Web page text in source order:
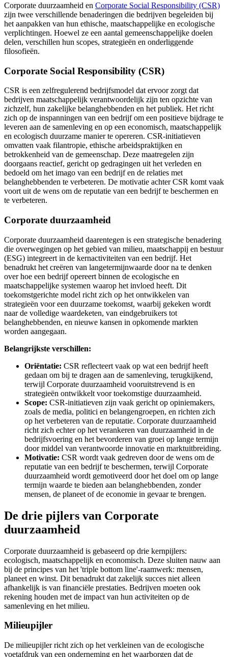
Corporate duurzaamheid en Corporate Social Responsibility (CSR)
zijn twee verschillende benaderingen die bedrijven begeleiden bij
het aanpakken van hun ethische, maatschappelijke en ecologische
verplichtingen. Hoewel ze een aantal gemeenschappelijke doelen
delen, verschillen hun scopes, strategieën en onderliggende
filosofieën.
Corporate Social Responsibility (CSR)
CSR is een zelfregulerend bedrijfsmodel dat ervoor zorgt dat
bedrijven maatschappelijk verantwoordelijk zijn ten opzichte van
zichzelf, hun zakelijke belanghebbenden en het publiek. Het richt
zich op de inspanningen van een bedrijf om een positieve bijdrage te
leveren aan de samenleving en op een economisch, maatschappelijk
en ecologisch duurzame manier te opereren. CSR-initiatieven
omvatten vaak filantropie, ethische arbeidspraktijken en
betrokkenheid van de gemeenschap. Deze maatregelen zijn
doorgaans reactief, gericht op gedragingen uit het verleden en
bedoeld om het imago van een bedrijf en de relaties met
belanghebbenden te verbeteren. De motivatie achter CSR komt vaak
voort uit de wens om de reputatie van een bedrijf te beschermen en
te verbeteren.
Corporate duurzaamheid
Corporate duurzaamheid daarentegen is een strategische benadering
die overwegingen op het gebied van milieu, maatschappij en bestuur
(ESG) integreert in de kernactiviteiten van een bedrijf. Het
benadrukt het creëren van langetermijnwaarde door na te denken
over hoe een bedrijf opereert binnen de ecologische en
maatschappelijke systemen waarop het invloed heeft. Dit
toekomstgerichte model richt zich op het ontwikkelen van
strategieën voor een duurzame toekomst, waarbij gekeken wordt
naar de volledige waardeketen, van eindgebruikers tot
belanghebbenden, en nieuwe kansen in opkomende markten
worden aangegaan.
Belangrijkste verschillen:
Oriëntatie: CSR reflecteert vaak op wat een bedrijf heeft
gedaan om bij te dragen aan de samenleving, terugkijkend,
terwijl Corporate duurzaamheid vooruitstrevend is en
strategieën ontwikkelt voor toekomstige duurzaamheid.
Scope: CSR-initiatieven zijn vaak gericht op opiniemakers,
zoals de media, politici en belangengroepen, en richten zich
op het verbeteren van de reputatie. Corporate duurzaamheid
richt zich echter op het verankeren van duurzaamheid in de
bedrijfsvoering en het bevorderen van groei op lange termijn
door middel van verantwoorde innovatie en marktuitbreiding.
Motivatie: CSR wordt vaak gedreven door de wens om de
reputatie van een bedrijf te beschermen, terwijl Corporate
duurzaamheid wordt gemotiveerd door het doel om op lange
termijn waarde te bieden aan belanghebbenden, zonder
mensen, de planeet of de economie in gevaar te brengen.
De drie pijlers van Corporate
duurzaamheid
Corporate duurzaamheid is gebaseerd op drie kernpijlers:
ecologisch, maatschappelijk en economisch. Deze sluiten nauw aan
bij de principes van het 'triple bottom line'-raamwerk: mensen,
planeet en winst. Dit benadrukt dat zakelijk succes niet alleen
afhankelijk is van financiële prestaties. Bedrijven moeten ook
rekening houden met de impact van hun activiteiten op de
samenleving en het milieu.
Milieupijler
De milieupijler richt zich op het verkleinen van de ecologische
voetafdruk van een onderneming en het waarborgen dat de